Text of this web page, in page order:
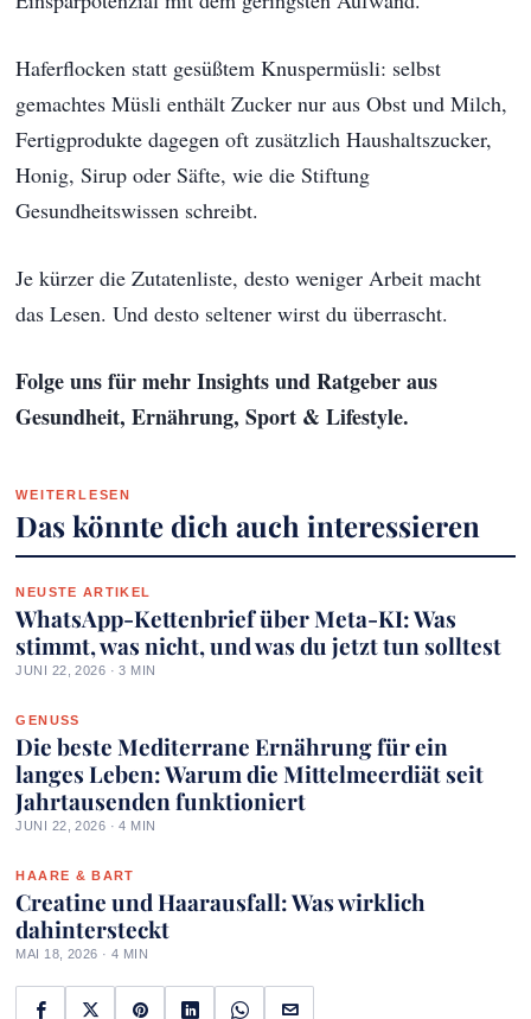
Haferflocken statt gesüßtem Knuspermüsli: selbst
gemachtes Müsli enthält Zucker nur aus Obst und Milch,
Fertigprodukte dagegen oft zusätzlich Haushaltszucker,
Honig, Sirup oder Säfte, wie die Stiftung
Gesundheitswissen schreibt.
Je kürzer die Zutatenliste, desto weniger Arbeit macht
das Lesen. Und desto seltener wirst du überrascht.
Folge uns für mehr Insights und Ratgeber aus
Gesundheit, Ernährung, Sport & Lifestyle.
WEITERLESEN
Das könnte dich auch interessieren
NEUSTE ARTIKEL
WhatsApp-Kettenbrief über Meta-KI: Was
stimmt, was nicht, und was du jetzt tun solltest
JUNI 22, 2026 · 3 MIN
GENUSS
Die beste Mediterrane Ernährung für ein
langes Leben: Warum die Mittelmeerdiät seit
Jahrtausenden funktioniert
JUNI 22, 2026 · 4 MIN
HAARE & BART
Creatine und Haarausfall: Was wirklich
dahintersteckt
MAI 18, 2026 · 4 MIN